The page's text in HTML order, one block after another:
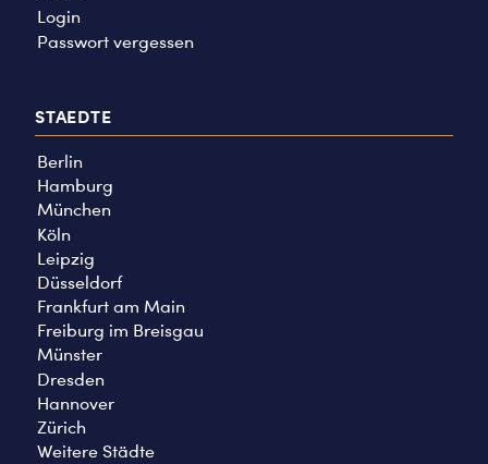
Login
Passwort vergessen
STAEDTE
Berlin
Hamburg
München
Köln
Leipzig
Düsseldorf
Frankfurt am Main
Freiburg im Breisgau
Münster
Dresden
Hannover
Zürich
Weitere Städte